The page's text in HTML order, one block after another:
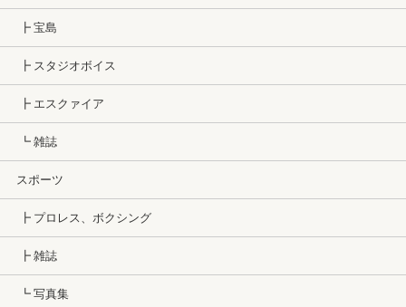
┣ 宝島
┣ スタジオボイス
┣ エスクァイア
┗ 雑誌
スポーツ
┣ プロレス、ボクシング
┣ 雑誌
┗ 写真集